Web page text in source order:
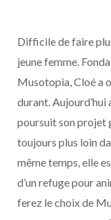
Difficile de faire
jeune femme.
Musotopia, Cloé a
durant. Aujourd’hui
poursuit son projet
toujours plus loin
même temps, elle
d’un refuge pour
ferez le choix de